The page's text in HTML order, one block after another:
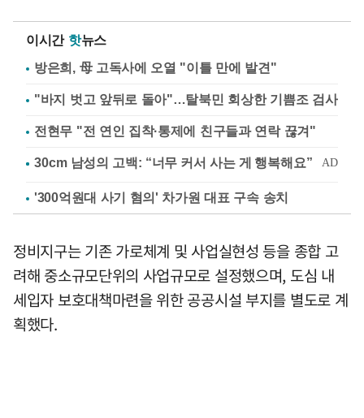
이시간 핫뉴스
방은희, 母 고독사에 오열 "이틀 만에 발견"
"바지 벗고 앞뒤로 돌아"…탈북민 회상한 기쁨조 검사
전현무 "전 연인 집착·통제에 친구들과 연락 끊겨"
'300억원대 사기 혐의' 차가원 대표 구속 송치
정비지구는 기존 가로체계 및 사업실현성 등을 종합 고
려해 중소규모단위의 사업규모로 설정했으며, 도심 내
세입자 보호대책마련을 위한 공공시설 부지를 별도로 계
획했다.